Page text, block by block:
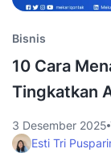
Bisnis
10 Cara
Tingkatkan
3 Desember 2025
Esti Tri